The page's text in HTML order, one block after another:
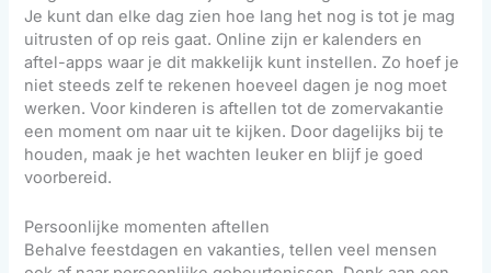
Je kunt dan elke dag zien hoe lang het nog is tot je mag
uitrusten of op reis gaat. Online zijn er kalenders en
aftel-apps waar je dit makkelijk kunt instellen. Zo hoef je
niet steeds zelf te rekenen hoeveel dagen je nog moet
werken. Voor kinderen is aftellen tot de zomervakantie
een moment om naar uit te kijken. Door dagelijks bij te
houden, maak je het wachten leuker en blijf je goed
voorbereid.
Persoonlijke momenten aftellen
Behalve feestdagen en vakanties, tellen veel mensen